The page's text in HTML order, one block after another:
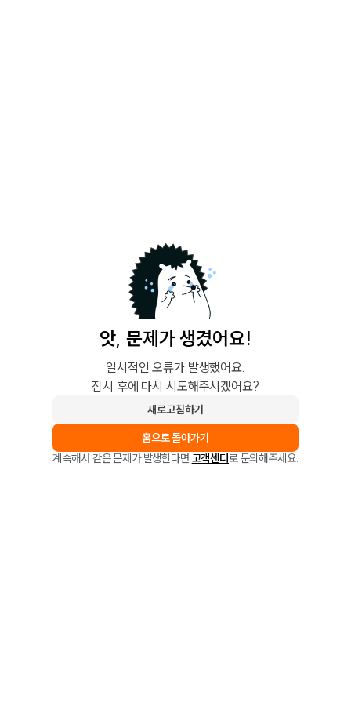
앗, 문제가 생겼어요!
일시적인 오류가 발생했어요.
잠시 후에 다시 시도해주시겠어요?
새로고침하기
홈으로 돌아가기
계속해서 같은 문제가 발생한다면 고객센터로 문의해주세요.